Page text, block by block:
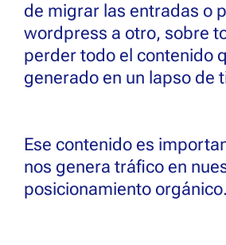
de migrar las entradas o
wordpress a otro, sobre
perder todo el contenido
generado en un lapso de
Ese contenido es
nos genera tráfico en
posicionamiento orgánico.